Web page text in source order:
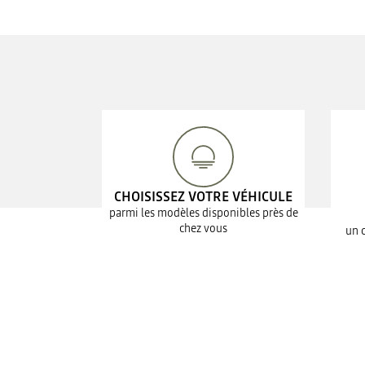
CHOISISSEZ VOTRE VÉHICULE
parmi les modèles disponibles près de
chez vous
un